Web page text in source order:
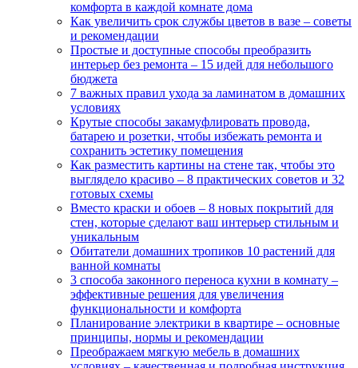
комфорта в каждой комнате дома
Как увеличить срок службы цветов в вазе – советы
и рекомендации
Простые и доступные способы преобразить
интерьер без ремонта – 15 идей для небольшого
бюджета
7 важных правил ухода за ламинатом в домашних
условиях
Крутые способы закамуфлировать провода,
батарею и розетки, чтобы избежать ремонта и
сохранить эстетику помещения
Как разместить картины на стене так, чтобы это
выглядело красиво – 8 практических советов и 32
готовых схемы
Вместо краски и обоев – 8 новых покрытий для
стен, которые сделают ваш интерьер стильным и
уникальным
Обитатели домашних тропиков 10 растений для
ванной комнаты
3 способа законного переноса кухни в комнату –
эффективные решения для увеличения
функциональности и комфорта
Планирование электрики в квартире – основные
принципы, нормы и рекомендации
Преображаем мягкую мебель в домашних